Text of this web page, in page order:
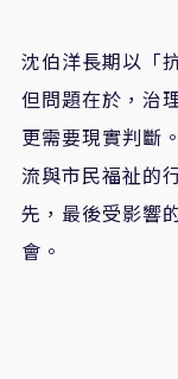
沈伯洋長期以「
但問題在於，治
更需要現實判斷
流與市民福祉的
先，最後受影響
會。